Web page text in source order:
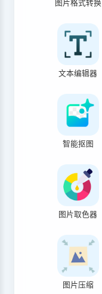
图片格式转换
文本编辑器
智能抠图
图片取色器
图片压缩